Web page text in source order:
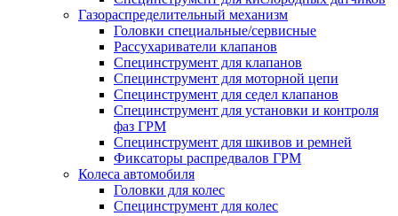
Газораспределительный механизм
Головки специальные/сервисные
Рассухариватели клапанов
Специнструмент для клапанов
Специнструмент для моторной цепи
Специнструмент для седел клапанов
Специнструмент для установки и контроля
фаз ГРМ
Специнструмент для шкивов и ремней
Фиксаторы распредвалов ГРМ
Колеса автомобиля
Головки для колес
Специнструмент для колес